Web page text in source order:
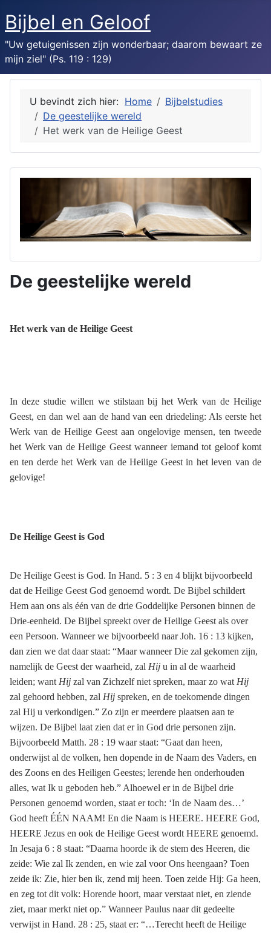
Bijbel en Geloof
"Uw getuigenissen zijn wonderbaar; daarom bewaart ze
mijn ziel" (Ps. 119 : 129)
U bevindt zich hier: Home
Bijbelstudies
De geestelijke wereld
Het werk van de Heilige Geest
De geestelijke wereld
Het werk van de Heilige Geest
In deze studie willen we stilstaan bij het Werk van de Heilige
Geest, en dan wel aan de hand van een driedeling: Als eerste het
Werk van de Heilige Geest aan ongelovige mensen, ten tweede
het Werk van de Heilige Geest wanneer iemand tot geloof komt
en ten derde het Werk van de Heilige Geest in het leven van de
gelovige!
De Heilige Geest is God
De Heilige Geest is God. In Hand. 5 : 3 en 4 blijkt bijvoorbeeld
dat de Heilige Geest God genoemd wordt. De Bijbel schildert
Hem aan ons als één van de drie Goddelijke Personen binnen de
Drie-eenheid. De Bijbel spreekt over de Heilige Geest als over
een Persoon. Wanneer we bijvoorbeeld naar Joh. 16 : 13 kijken,
dan zien we dat daar staat: “Maar wanneer Die zal gekomen zijn,
namelijk de Geest der waarheid, zal Hij u in al de waarheid
leiden; want Hij zal van Zichzelf niet spreken, maar zo wat Hij
zal gehoord hebben, zal Hij spreken, en de toekomende dingen
zal Hij u verkondigen.” Zo zijn er meerdere plaatsen aan te
wijzen. De Bijbel laat zien dat er in God drie personen zijn.
Bijvoorbeeld Matth. 28 : 19 waar staat: “Gaat dan heen,
onderwijst al de volken, hen dopende in de Naam des Vaders, en
des Zoons en des Heiligen Geestes; lerende hen onderhouden
alles, wat Ik u geboden heb.” Alhoewel er in de Bijbel drie
Personen genoemd worden, staat er toch: ‘In de Naam des…’
God heeft ÉÉN NAAM! En die Naam is HEERE. HEERE God,
HEERE Jezus en ook de Heilige Geest wordt HEERE genoemd.
In Jesaja 6 : 8 staat: “Daarna hoorde ik de stem des Heeren, die
zeide: Wie zal Ik zenden, en wie zal voor Ons heengaan? Toen
zeide ik: Zie, hier ben ik, zend mij heen. Toen zeide Hij: Ga heen,
en zeg tot dit volk: Horende hoort, maar verstaat niet, en ziende
ziet, maar merkt niet op.” Wanneer Paulus naar dit gedeelte
verwijst in Hand. 28 : 25, staat er: “…Terecht heeft de Heilige